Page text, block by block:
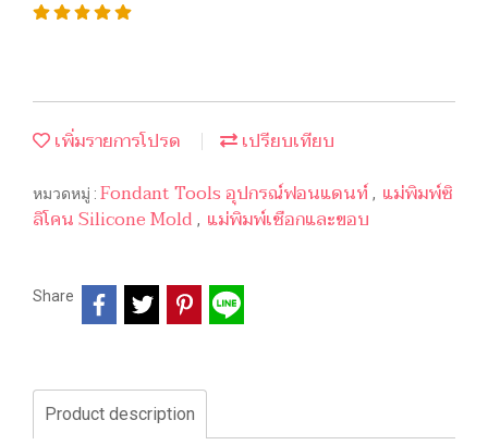
เพิ่มรายการโปรด เปรียบเทียบ
หมวดหมู่ : Fondant Tools อุปกรณ์ฟอนแดนท์ , แม่พิมพ์ซิ
ลิโคน Silicone Mold , แม่พิมพ์เชือกและขอบ
Share
Product description